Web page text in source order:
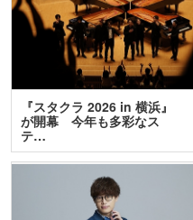
『スタクラ 2026 in 横浜』
が開幕 今年も多彩なス
テ…